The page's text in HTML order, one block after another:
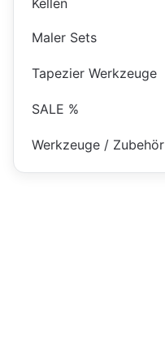
Maler Sets
Tapezier Werkzeuge
SALE %
Werkzeuge / Zubehör